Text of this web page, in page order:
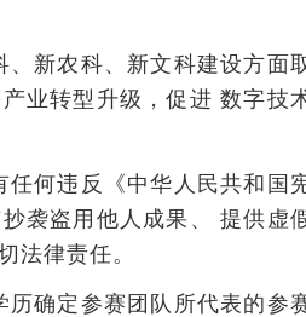
新农科、新文科建设方面
业转型升级，促进 数字技
何违反《中华人民共和国
袭盗用他人成果、 提供虚
法律责任。
确定参赛团队所代表的参